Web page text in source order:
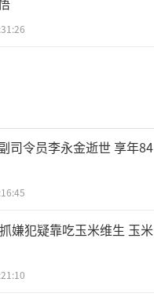
司令员李永金逝世 享年84
嫌犯疑靠吃玉米维生 玉米